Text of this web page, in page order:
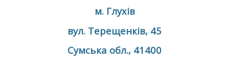
м. Глухів
вул. Терещенків, 45
Сумська обл., 41400